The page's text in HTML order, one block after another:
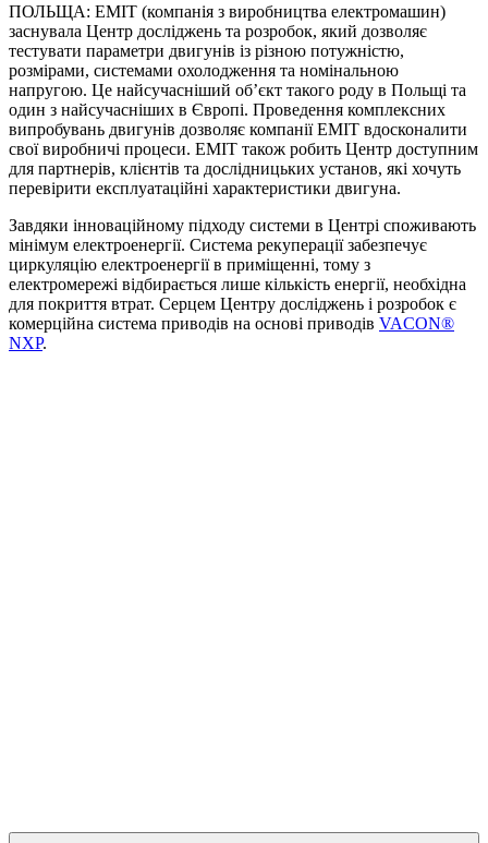
ПОЛЬЩА: EMIT (компанія з виробництва електромашин)
заснувала Центр досліджень та розробок, який дозволяє
тестувати параметри двигунів із різною потужністю,
розмірами, системами охолодження та номінальною
напругою. Це найсучасніший об’єкт такого роду в Польщі та
один з найсучасніших в Європі. Проведення комплексних
випробувань двигунів дозволяє компанії EMIT вдосконалити
свої виробничі процеси. EMIT також робить Центр доступним
для партнерів, клієнтів та дослідницьких установ, які хочуть
перевірити експлуатаційні характеристики двигуна.
Завдяки інноваційному підходу системи в Центрі споживають
мінімум електроенергії. Система рекуперації забезпечує
циркуляцію електроенергії в приміщенні, тому з
електромережі відбирається лише кількість енергії, необхідна
для покриття втрат. Серцем Центру досліджень і розробок є
комерційна система приводів на основі приводів VACON®
NXP.